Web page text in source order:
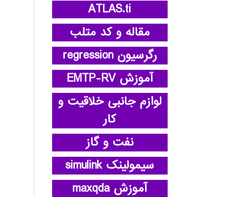
ATLAS.ti
مقاله و کد متلب
رگرسیون regression
آموزش EMTP-RV
لوازم جانبی خلاقیت و
کار
نفت و گاز
سیمولینک simulink
آموزش maxqda